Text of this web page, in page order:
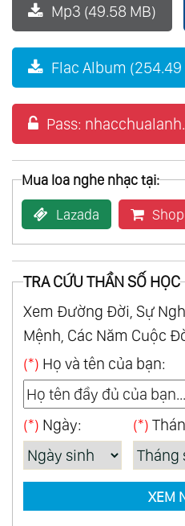
Mp3 (49.58 MB)
Flac Album (254.49
Pass:
Mua loa nghe nhạc tại:
Lazada
TRA CỨU THẦN SỐ HỌC
Xem Đường Đời, Sự
Mệnh, Các Năm Cuộc
(*) Họ và tên của bạn:
(*) Ngày: (*)
XEM